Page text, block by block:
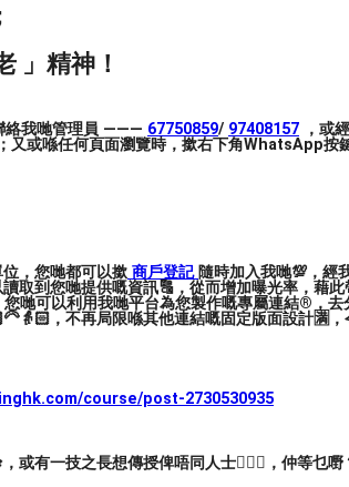
道
」精神！
絡我哋管理員 ——— 67750859/ 97408157 ，或
；又或喺任何頁面瀏覽時，撳右下角WhatsApp
，您哋都可以撳 商戶登記 隨時加入我哋💯，經
取到您哋提供嘅資訊🔠，從而增加曝光率，藉
哋可以利用我哋平台為您製作嘅專屬連結®️，去
，不再局限喺其他連結嘅固定版面設計🈵
course/post-2730530935
或有一技之長想傳授俾唔同人士🙋🏻‍♂️，仲等乜